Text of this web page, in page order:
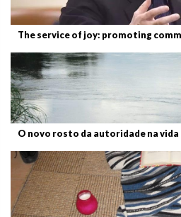
The service of joy: promoting
O novo rosto da autoridade na vida